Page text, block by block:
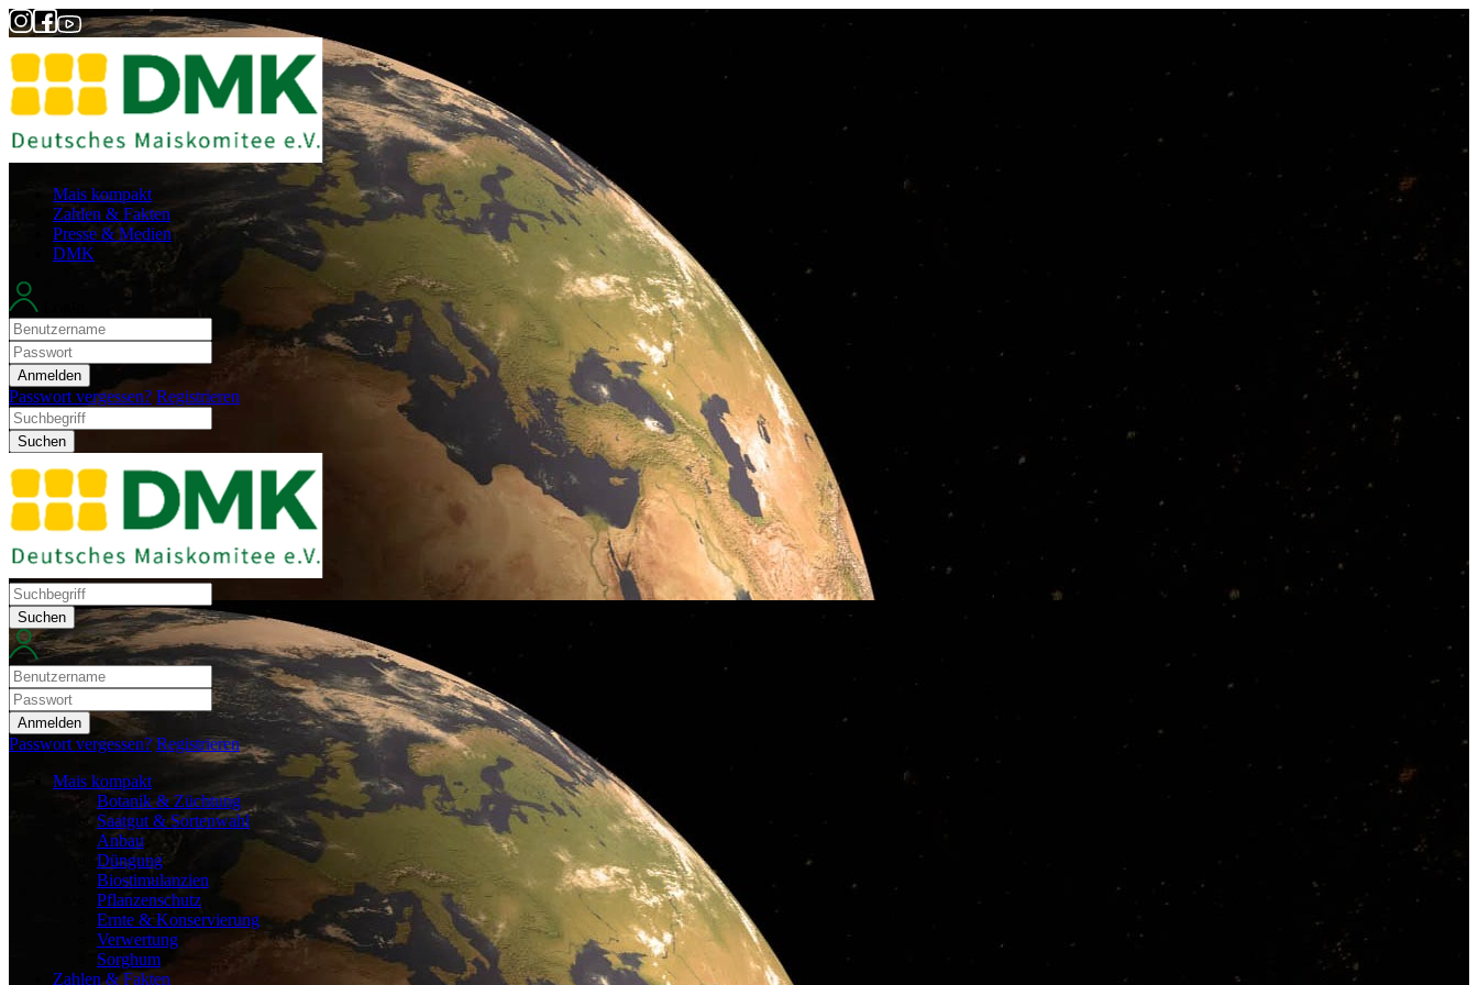
Mais kompakt
Zahlen & Fakten
Presse & Medien
DMK
Anmelden
Passwort vergessen? Registrieren
Suchen
Suchen
Anmelden
Passwort vergessen? Registrieren
Mais kompakt
Botanik & Züchtung
Saatgut & Sortenwahl
Anbau
Düngung
Biostimulanzien
Pflanzenschutz
Ernte & Konservierung
Verwertung
Sorghum
Zahlen & Fakten